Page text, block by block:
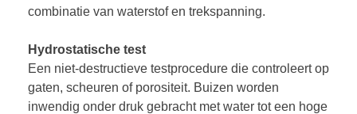
combinatie van waterstof en trekspanning.
Hydrostatische test
Een niet-destructieve testprocedure die controleert op
gaten, scheuren of porositeit. Buizen worden
inwendig onder druk gebracht met water tot een hoge